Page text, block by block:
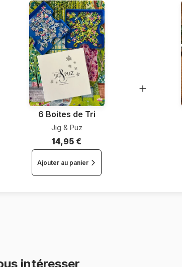
6 Boites de Tri
Jig & Puz
14,95 €
Ajouter au panier
intéresser